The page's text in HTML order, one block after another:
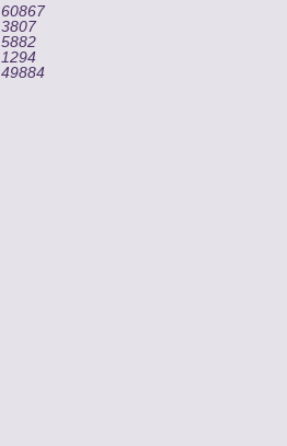
60867
3807
5882
1294
49884